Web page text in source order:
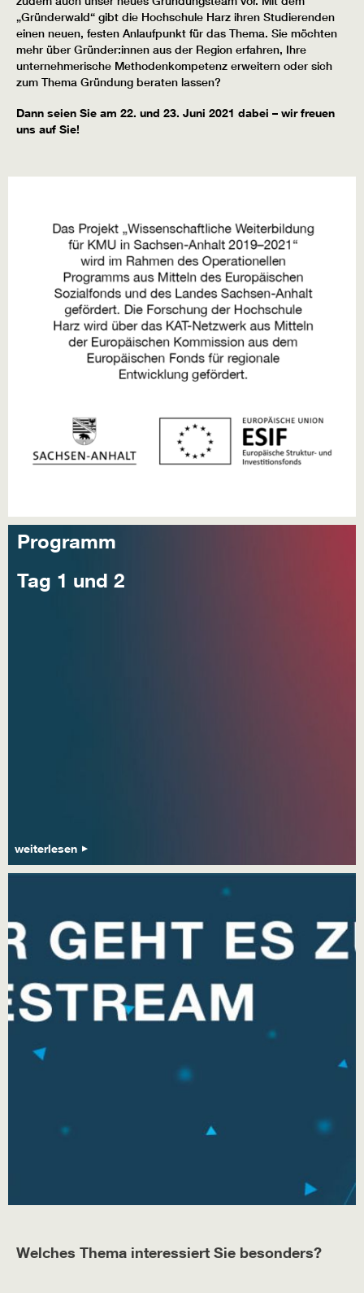
„Gründerwald“ gibt die Hochschule Harz ihren Studierenden
einen neuen, festen Anlaufpunkt für das Thema. Sie möchten
mehr über Gründer:innen aus der Region erfahren, Ihre
unternehmerische Methodenkompetenz erweitern oder sich
zum Thema Gründung beraten lassen?
Dann seien Sie am 22. und 23. Juni 2021 dabei – wir freuen
uns auf Sie!
Programm
Tag 1 und 2
weiterlesen
Welches Thema interessiert Sie besonders?